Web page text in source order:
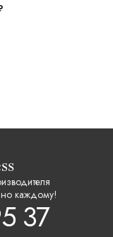
каждому!
37